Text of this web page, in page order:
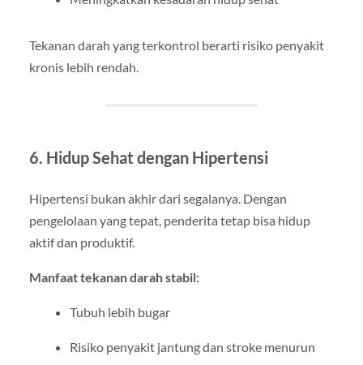
Tekanan darah yang terkontrol berarti risiko penyakit
kronis lebih rendah.
6. Hidup Sehat dengan Hipertensi
Hipertensi bukan akhir dari segalanya. Dengan
pengelolaan yang tepat, penderita tetap bisa hidup
aktif dan produktif.
Manfaat tekanan darah stabil:
Tubuh lebih bugar
Risiko penyakit jantung dan stroke menurun